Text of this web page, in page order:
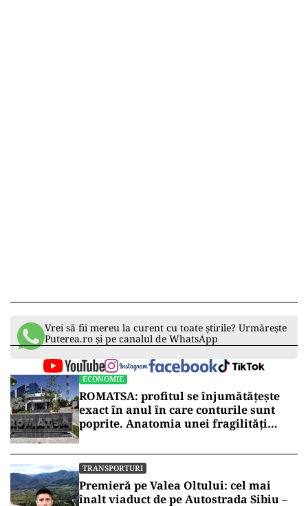
Vrei să fii mereu la curent cu toate știrile? Urmărește
Puterea.ro și pe canalul de WhatsApp
ECONOMIE
ROMATSA: profitul se înjumătățește
exact în anul în care conturile sunt
poprite. Anatomia unei fragilități
TRANSPORTURI
Premieră pe Valea Oltului: cel mai
înalt viaduct de pe Autostrada Sibiu –